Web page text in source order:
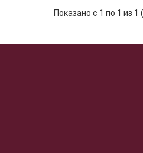
Показано с 1 по 1 из